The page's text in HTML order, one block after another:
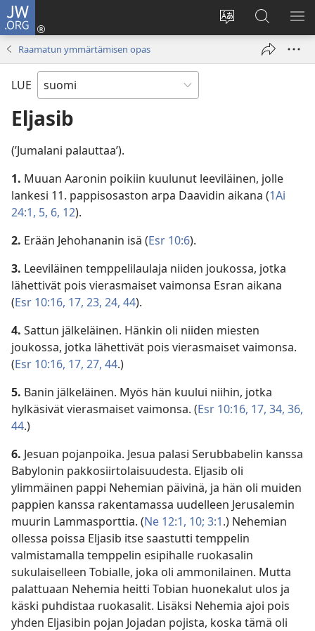
JW.ORG
Vaihda
sivuston
Kirjaudu
(avaa
Hae
JW.ORG-
sivustolta
Raamatun ymmärtämisen opas
LUE
Eljasib
(’Jumalani palauttaa’).
1. Muuan Aaronin poikiin kuulunut leeviläinen, jolle
lankesi 11. pappisosaston arpa Daavidin aikana (1Ai
24:1, 5, 6, 12).
2. Erään Jehohananin isä (Esr 10:6).
3. Leeviläinen temppelilaulaja niiden joukossa, jotka
lähettivät pois vierasmaiset vaimonsa Esran aikana
(Esr 10:16, 17, 23, 24, 44).
4. Sattun jälkeläinen. Hänkin oli niiden miesten
joukossa, jotka lähettivät pois vierasmaiset vaimonsa.
(Esr 10:16, 17, 27, 44.)
5. Banin jälkeläinen. Myös hän kuului niihin, jotka
hylkäsivät vierasmaiset vaimonsa. (Esr 10:16, 17, 34, 36,
44.)
6. Jesuan pojanpoika. Jesua palasi Serubbabelin kanssa
Babylonin pakkosiirtolaisuudesta. Eljasib oli
ylimmäinen pappi Nehemian päivinä, ja hän oli muiden
pappien kanssa rakentamassa uudelleen Jerusalemin
muurin Lammasporttia. (Ne 12:1, 10; 3:1.) Nehemian
ollessa poissa Eljasib itse saastutti temppelin
valmistamalla temppelin esipihalle ruokasalin
sukulaiselleen Tobialle, joka oli ammonilainen. Mutta
palattuaan Nehemia heitti Tobian huonekalut ulos ja
käski puhdistaa ruokasalit. Lisäksi Nehemia ajoi pois
yhden Eljasibin pojan Jojadan pojista, koska tämä oli